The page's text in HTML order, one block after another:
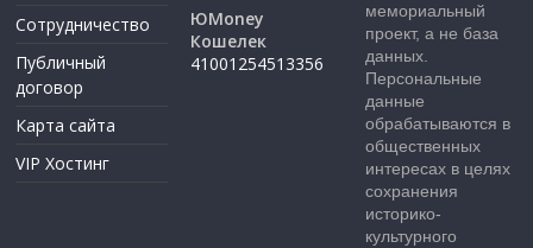
Сотрудничество
Публичный
договор
Карта сайта
VIP Хостинг
ЮMoney
Кошелек
41001254513356
мемориальный
проект, а не база
данных.
Персональные
данные
обрабатываются в
общественных
интересах в целях
сохранения
историко-
культурного